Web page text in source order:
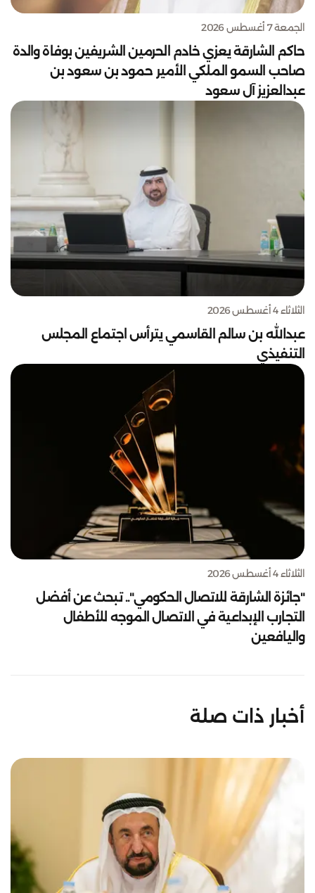
الجمعة 7 أغسطس 2026
حاكم الشارقة يعزي خادم الحرمين الشريفين بوفاة والدة
صاحب السمو الملكي الأمير حمود بن سعود بن
عبدالعزيز آل سعود
الثلاثاء 4 أغسطس 2026
عبدالله بن سالم القاسمي يترأس اجتماع المجلس
التنفيذي
الثلاثاء 4 أغسطس 2026
"جائزة الشارقة للاتصال الحكومي".. تبحث عن أفضل
التجارب الإبداعية في الاتصال الموجه للأطفال
واليافعين
أخبار ذات صلة